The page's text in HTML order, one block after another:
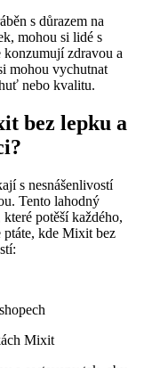
s důrazem na
mohou si lidé s
zdravou a
mohou vychutnat
nebo kvalitu.
bez lepku a
s nesnášenlivostí
Tento lahodný
potěší každého,
ptáte, kde Mixit bez
Mixit